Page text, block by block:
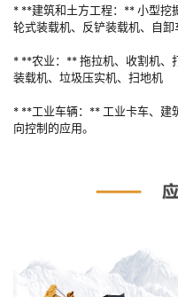
* **建筑和土方工程：** 小型挖
轮式装载机、反铲装载机、自卸
* **农业：** 拖拉机、收割机、
装载机、垃圾压实机、扫地机
* **工业车辆：** 工业卡车、建
向控制的应用。